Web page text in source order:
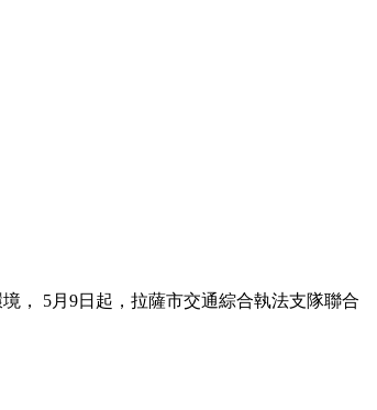
， 5月9日起，拉薩市交通綜合執法支隊聯合